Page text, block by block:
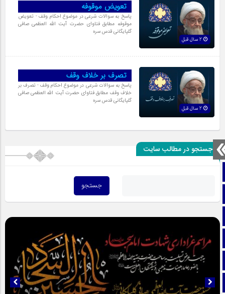
ایتا
آپارات
اینستاگرام
تلگرام
تعویض موقوفه
پاسخ به سوالات شرعی در موضوع احکام وقف - تعویض
موقوفه مطابق فتاوای حضرت آیت الله العظمی صافی
گلپایگانی قدس سره
تصرف بر خلاف وقف
پاسخ به سوالات شرعی در موضوع احکام وقف - تصرف بر
خلاف وقف مطابق فتاوای حضرت آیت الله العظمی صافی
گلپایگانی قدس سره
جستجو در مطالب سایت